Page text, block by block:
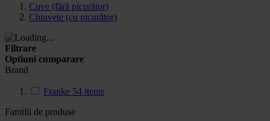
Cuve (fără picurător)
Chiuvete (cu picurător)
Filtrare
Optiuni cumparare
Brand
Franke 54 items
Familii de produse